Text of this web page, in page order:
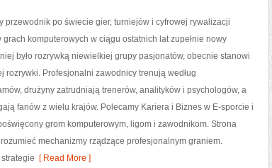
przewodnik po świecie gier, turniejów i cyfrowej rywalizacji
komputerowych w ciągu ostatnich lat zupełnie nowy
było rozrywką niewielkiej grupy pasjonatów, obecnie stanowi
rozrywki. Profesjonalni zawodnicy trenują według
drużyny zatrudniają trenerów, analityków i psychologów, a
fanów z wielu krajów. Polecamy Kariera i Biznes w E-sporcie i
grom komputerowym, ligom i zawodnikom. Strona
mechanizmy rządzące profesjonalnym graniem.
[ Read More ]